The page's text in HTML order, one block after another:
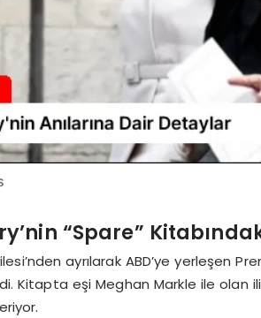
“Spare”
ayrılarak ABD’ye yerleşen
Kitapta eşi Meghan Markle ile olan